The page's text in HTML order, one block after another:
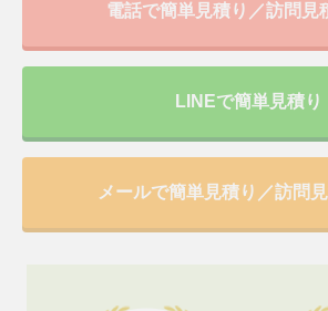
電話で簡単見積り／訪問見
LINEで簡単見積り
メールで簡単見積り／訪問